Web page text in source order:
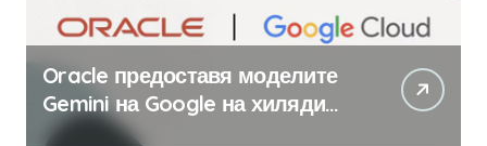
Oracle предоставя моделите
Gemini на Google на хиляди
клиенти на бизнес